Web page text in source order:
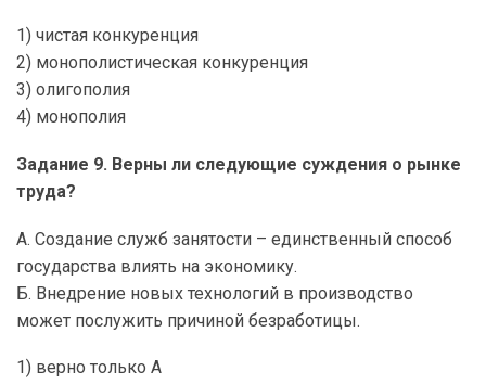
1) чистая конкуренция
2) монополистическая конкуренция
3) олигополия
4) монополия
Задание 9. Верны ли следующие суждения о рынке
труда?
А. Создание служб занятости – единственный способ
государства влиять на экономику.
Б. Внедрение новых технологий в производство
может послужить причиной безработицы.
1) верно только А